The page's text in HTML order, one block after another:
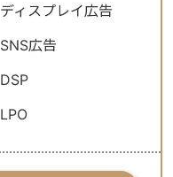
ディスプレイ広告
SNS広告
DSP
LPO